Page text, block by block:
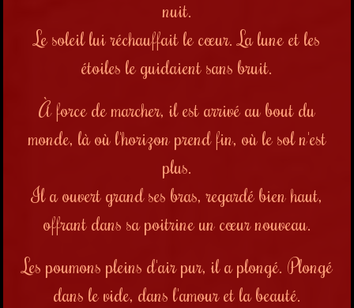
nuit.
Le soleil lui réchauffait le cœur. La lune et les
étoiles le guidaient sans bruit.
À force de marcher, il est arrivé au bout du
monde, là où l'horizon prend fin, où le sol n'est
plus.
Il a ouvert grand ses bras, regardé bien haut,
offrant dans sa poitrine un cœur nouveau.
Les poumons pleins d'air pur, il a plongé. Plongé
dans le vide, dans l'amour et la beauté.